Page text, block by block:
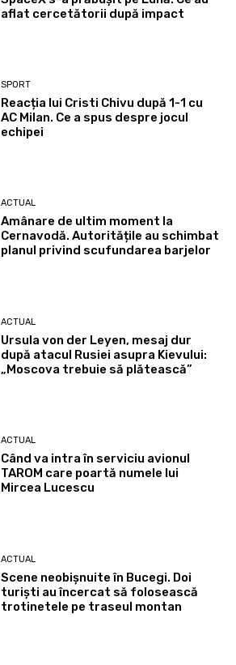
aflat cercetătorii după impact
SPORT
Reacția lui Cristi Chivu după 1-1 cu
AC Milan. Ce a spus despre jocul
echipei
ACTUAL
Amânare de ultim moment la
Cernavodă. Autoritățile au schimbat
planul privind scufundarea barjelor
ACTUAL
Ursula von der Leyen, mesaj dur
după atacul Rusiei asupra Kievului:
„Moscova trebuie să plătească”
ACTUAL
Când va intra în serviciu avionul
TAROM care poartă numele lui
Mircea Lucescu
ACTUAL
Scene neobișnuite în Bucegi. Doi
turiști au încercat să folosească
trotinetele pe traseul montan